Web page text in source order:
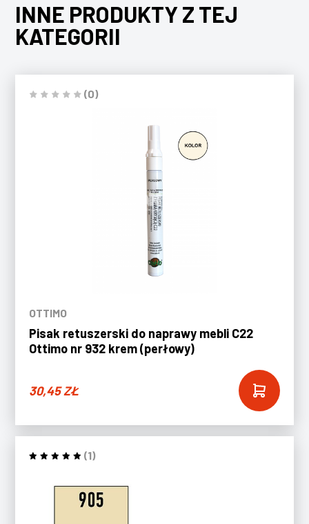
INNE PRODUKTY Z TEJ
KATEGORII
(0)
OTTIMO
Pisak retuszerski do naprawy mebli C22
Ottimo nr 932 krem (perłowy)
30,45ZŁ
(1)